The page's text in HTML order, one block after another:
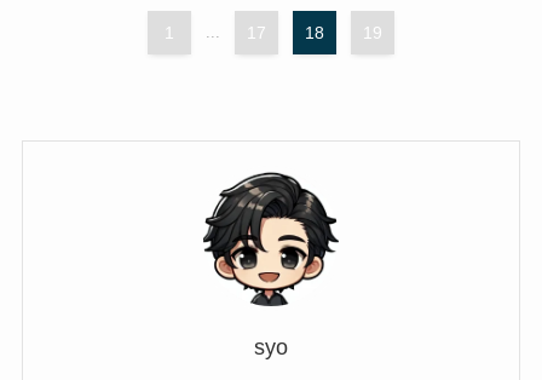
1 ... 17 18 19
syo